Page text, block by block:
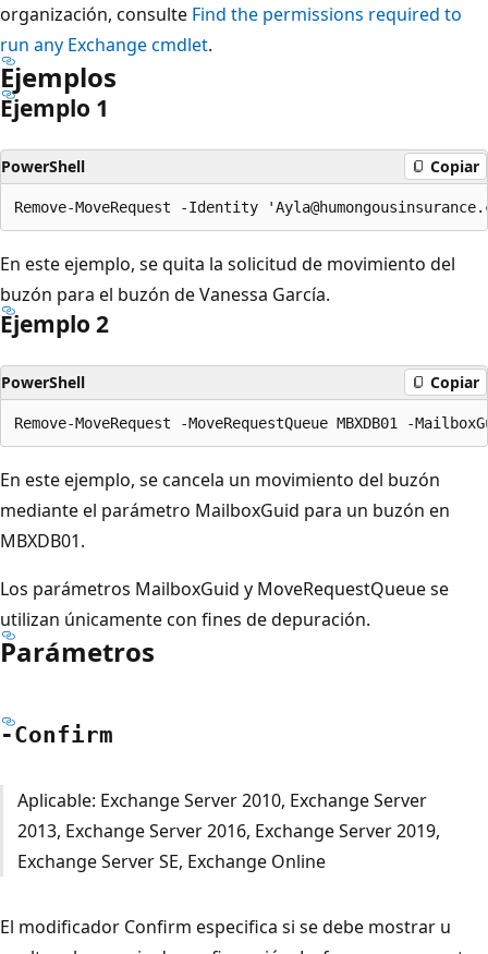
organización, consulte Find the permissions required to
run any Exchange cmdlet.
Ejemplos
Ejemplo 1
PowerShell Copiar
En este ejemplo, se quita la solicitud de movimiento del
buzón para el buzón de Vanessa García.
Ejemplo 2
PowerShell Copiar
En este ejemplo, se cancela un movimiento del buzón
mediante el parámetro MailboxGuid para un buzón en
MBXDB01.
Los parámetros MailboxGuid y MoveRequestQueue se
utilizan únicamente con fines de depuración.
Parámetros
-Confirm
Aplicable: Exchange Server 2010, Exchange Server
2013, Exchange Server 2016, Exchange Server 2019,
Exchange Server SE, Exchange Online
El modificador Confirm especifica si se debe mostrar u